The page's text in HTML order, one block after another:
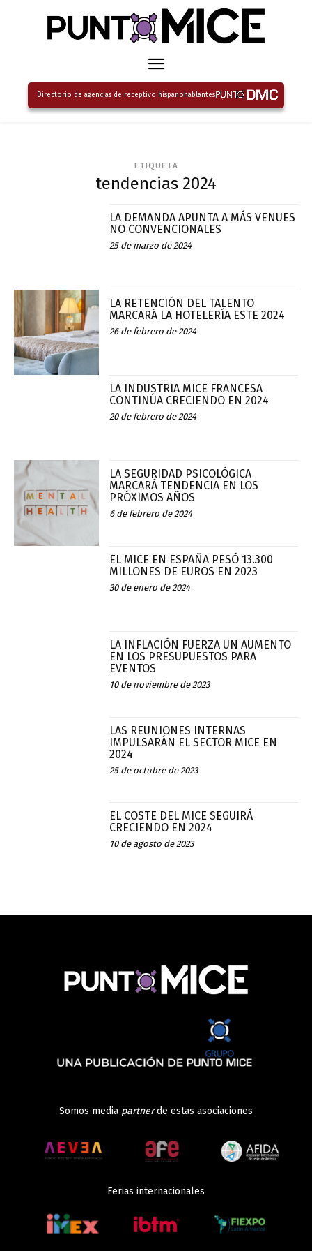
Directorio de agencias de receptivo hispanohablantes
ETIQUETA
tendencias 2024
LA DEMANDA APUNTA A MÁS VENUES
NO CONVENCIONALES
25 de marzo de 2024
LA RETENCIÓN DEL TALENTO
MARCARÁ LA HOTELERÍA ESTE 2024
26 de febrero de 2024
LA INDUSTRIA MICE FRANCESA
CONTINÚA CRECIENDO EN 2024
20 de febrero de 2024
LA SEGURIDAD PSICOLÓGICA
MARCARÁ TENDENCIA EN LOS
PRÓXIMOS AÑOS
6 de febrero de 2024
EL MICE EN ESPAÑA PESÓ 13.300
MILLONES DE EUROS EN 2023
30 de enero de 2024
LA INFLACIÓN FUERZA UN AUMENTO
EN LOS PRESUPUESTOS PARA
EVENTOS
10 de noviembre de 2023
LAS REUNIONES INTERNAS
IMPULSARÁN EL SECTOR MICE EN
2024
25 de octubre de 2023
EL COSTE DEL MICE SEGUIRÁ
CRECIENDO EN 2024
10 de agosto de 2023
Somos media partnerde estas asociaciones
Ferias internacionales